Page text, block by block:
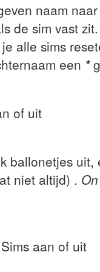
naam
de sim vast
alle sims
een *
of uit
ballonetjes uit,
niet altijd) . On
aan of uit